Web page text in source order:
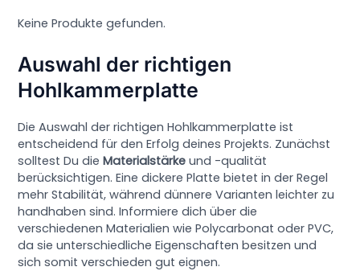
Keine Produkte gefunden.
Auswahl der richtigen
Hohlkammerplatte
Die Auswahl der richtigen Hohlkammerplatte ist
entscheidend für den Erfolg deines Projekts. Zunächst
solltest Du dieMaterialstärke und -qualität
berücksichtigen. Eine dickere Platte bietet in der Regel
mehr Stabilität, während dünnere Varianten leichter zu
handhaben sind. Informiere dich über die
verschiedenen Materialien wie Polycarbonat oder PVC,
da sie unterschiedliche Eigenschaften besitzen und
sich somit verschieden gut eignen.